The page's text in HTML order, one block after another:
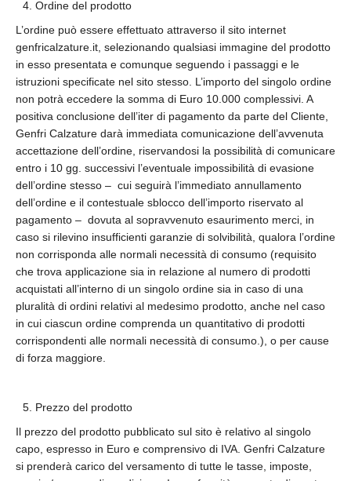
Ordine del prodotto
L’ordine può essere effettuato attraverso il sito internet
genfricalzature.it, selezionando qualsiasi immagine del prodotto
in esso presentata e comunque seguendo i passaggi e le
istruzioni specificate nel sito stesso. L’importo del singolo ordine
non potrà eccedere la somma di Euro 10.000 complessivi. A
positiva conclusione dell’iter di pagamento da parte del Cliente,
Genfri Calzature darà immediata comunicazione dell’avvenuta
accettazione dell’ordine, riservandosi la possibilità di comunicare
entro i 10 gg. successivi l’eventuale impossibilità di evasione
dell’ordine stesso – cui seguirà l’immediato annullamento
dell’ordine e il contestuale sblocco dell’importo riservato al
pagamento – dovuta al sopravvenuto esaurimento merci, in
caso si rilevino insufficienti garanzie di solvibilità, qualora l’ordine
non corrisponda alle normali necessità di consumo (requisito
che trova applicazione sia in relazione al numero di prodotti
acquistati all’interno di un singolo ordine sia in caso di una
pluralità di ordini relativi al medesimo prodotto, anche nel caso
in cui ciascun ordine comprenda un quantitativo di prodotti
corrispondenti alle normali necessità di consumo.), o per cause
di forza maggiore.
Prezzo del prodotto
Il prezzo del prodotto pubblicato sul sito è relativo al singolo
capo, espresso in Euro e comprensivo di IVA. Genfri Calzature
si prenderà carico del versamento di tutte le tasse, imposte,